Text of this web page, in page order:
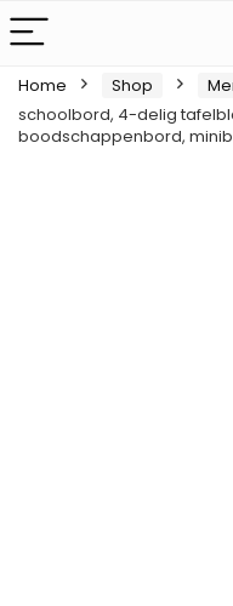
Home Shop
schoolbord, 4-delig
boodschappenbord,